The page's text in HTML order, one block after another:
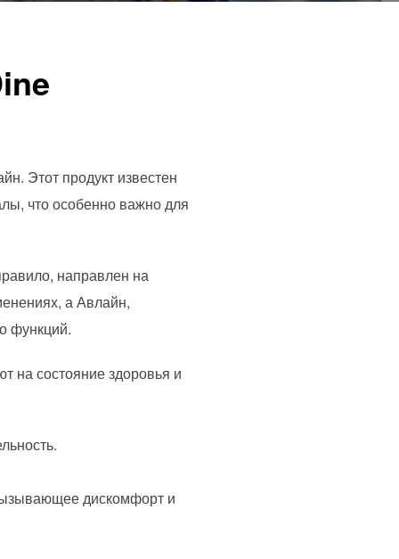
Этот продукт известен
что особенно важно для
направлен на
а Авлайн,
функций.
на состояние здоровья и
дискомфорт и